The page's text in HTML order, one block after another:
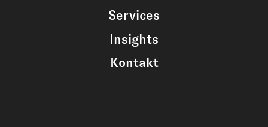
Services
Insights
Kontakt